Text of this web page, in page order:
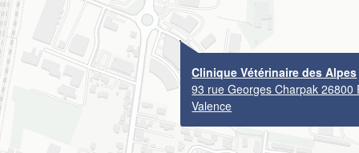
Clinique Vétérinaire des Alpes
93 rue Georges Charpak 26800
Valence